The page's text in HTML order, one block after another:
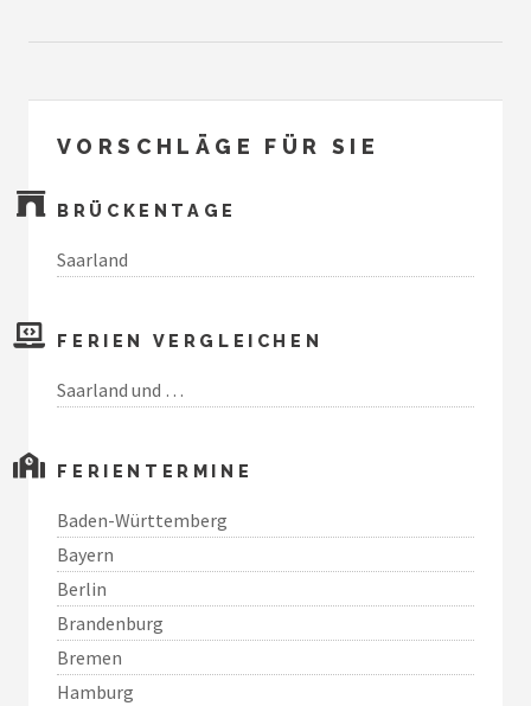
VORSCHLÄGE FÜR SIE
BRÜCKENTAGE
Saarland
FERIEN VERGLEICHEN
Saarland und …
FERIENTERMINE
Baden-Württemberg
Bayern
Berlin
Brandenburg
Bremen
Hamburg